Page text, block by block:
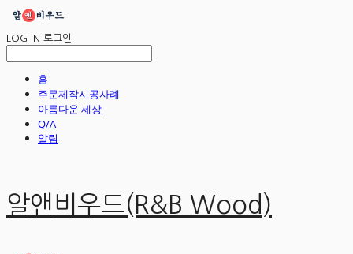
LOG IN 로그인
홈
주문제작시공사례
아름다운 세상
Q/A
알림
알앤비우드(R&B Wood)